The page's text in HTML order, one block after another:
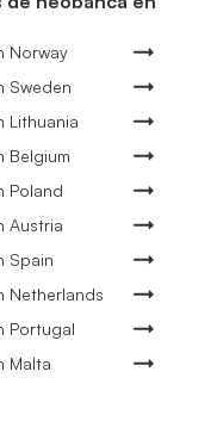
Norway
Sweden
Lithuania
Belgium
Poland
Austria
Spain
Netherlands
Portugal
Malta